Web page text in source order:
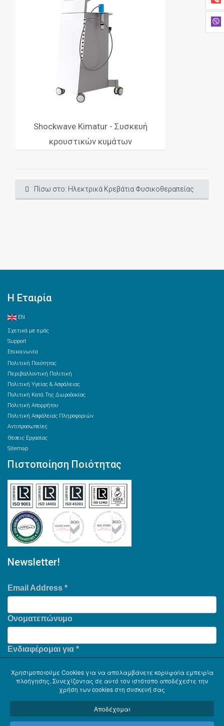
Shockwave Kimatur - Συσκευή
κρουστικών κυμάτων
Πίσω στο: Ηλεκτρικά Κρεβάτια Φυσικοθεραπείας
Η Εταιρία
EN
Σχετικά με εμάς
Support
Επικοινωνία
Πολιτική Ποιότητας
Περιβαλλοντική Πολιτική
Πολιτική Υγείας & Ασφάλειας
Πολιτική Κατά Της Δωροδοκίας
Πολιτική Απορρήτου
Πολιτική Ασφάλειας Πληροφοριών
Αντιπροσωπείες
Θέσεις Εργασίας
Sitemap
Πιστοποίηση Ποιότητας
Newsletter!
Email Address *
Ονοματεπώνυμο
Ενδιαφέρομαι για *
Χρησιμοποιούμε Cookies για να απολαμβάνετε κορυφαία εμπειρία
πλοήγησης. Συνεχίζοντας σε αυτό τον ιστότοπο αποδέχεστε την
χρήση των cookies στη συσκευή σας
Αποδέχομαι